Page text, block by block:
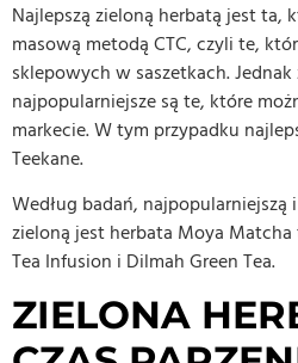
Najlepszą zieloną herbatą jest ta,
masową metodą CTC, czyli te,
sklepowych w saszetkach.
najpopularniejsze są te, które
markecie. W tym przypadku
Teekane.
Według badań, najpopularniejszą
zieloną jest herbata Moya
Tea Infusion i Dilmah Green Tea.
ZIELONA